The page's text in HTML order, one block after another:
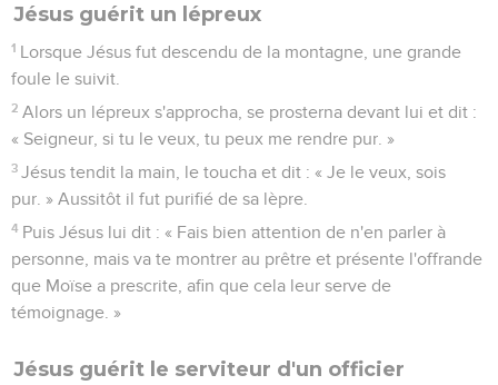
Jésus guérit un lépreux
1 Lorsque Jésus fut descendu de la montagne, une grande
foule le suivit.
2 Alors un lépreux s'approcha, se prosterna devant lui et dit :
« Seigneur, si tu le veux, tu peux me rendre pur. »
3 Jésus tendit la main, le toucha et dit : « Je le veux, sois
pur. » Aussitôt il fut purifié de sa lèpre.
4 Puis Jésus lui dit : « Fais bien attention de n'en parler à
personne, mais va te montrer au prêtre et présente l'offrande
que Moïse a prescrite, afin que cela leur serve de
témoignage. »
Jésus guérit le serviteur d'un officier